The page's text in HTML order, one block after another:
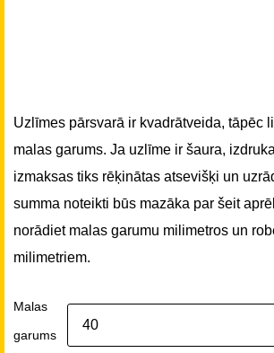
Uzlīmes pārsvarā ir kvadrātveida, tāpēc
malas garums. Ja uzlīme ir šaura,
izmaksas tiks rēķinātas atsevišķi un
summa noteikti būs mazāka par šeit
norādiet malas garumu milimetros un
milimetriem.
Malas
garums